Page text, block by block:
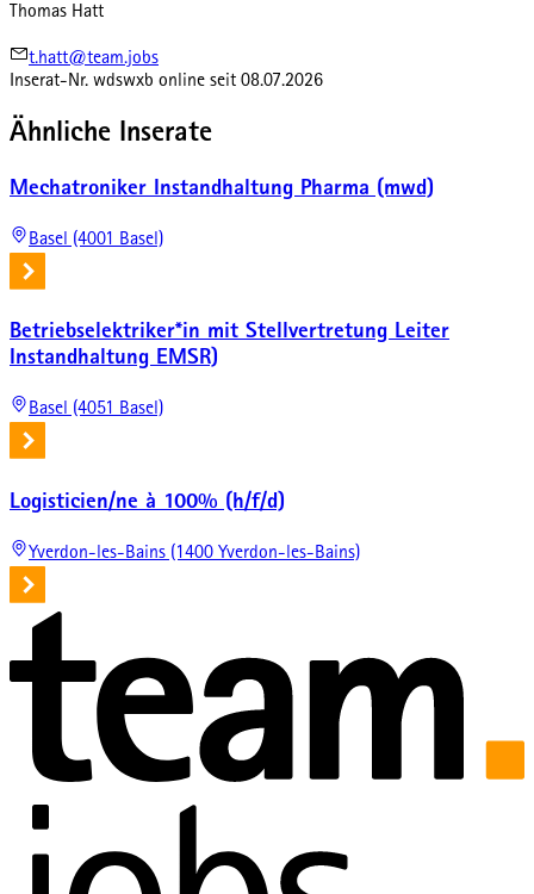
Thomas Hatt
t.hatt@team.jobs
Inserat-Nr. wdswxb online seit 08.07.2026
Ähnliche Inserate
Mechatroniker Instandhaltung Pharma (mwd)
Basel (4001 Basel)
Betriebselektriker*in mit Stellvertretung Leiter
Instandhaltung EMSR)
Basel (4051 Basel)
Logisticien/ne à 100% (h/f/d)
Yverdon-les-Bains (1400 Yverdon-les-Bains)